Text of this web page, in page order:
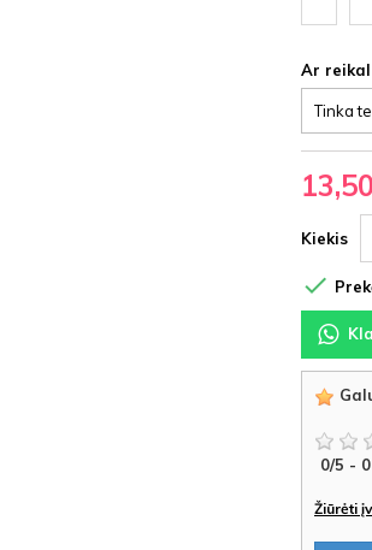
HDF
Ar
Kiekis

0/5 - 0
Žiūrėti